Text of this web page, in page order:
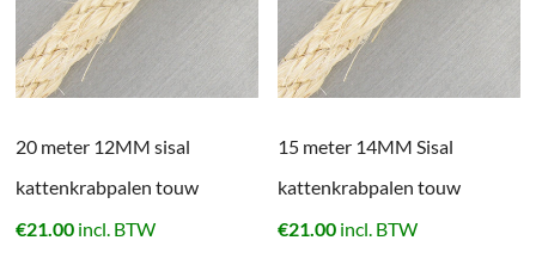
20 meter 12MM sisal
kattenkrabpalen touw
€21.00 incl. BTW
15 meter 14MM Sisal
kattenkrabpalen touw
€21.00 incl. BTW